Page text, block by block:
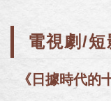
電視劇/短
《日據時代